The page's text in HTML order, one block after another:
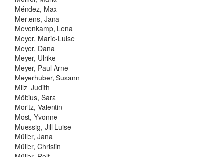
Méndez, Max
Mertens, Jana
Mevenkamp, Lena
Meyer, Marie-Luise
Meyer, Dana
Meyer, Ulrike
Meyer, Paul Arne
Meyerhuber, Susann
Milz, Judith
Möbius, Sara
Moritz, Valentin
Most, Yvonne
Muessig, Jill Luise
Müller, Jana
Müller, Christin